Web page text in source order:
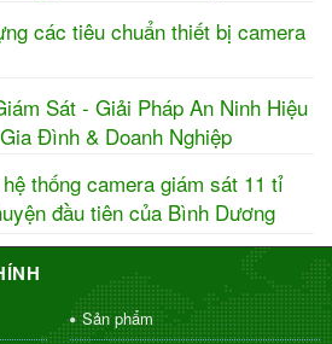
các tiêu chuẩn thiết bị camera
Sát - Giải Pháp An Ninh Hiệu
Đình & Doanh Nghiệp
thống camera giám sát 11 tỉ
đầu tiên của Bình Dương
Sản phẩm